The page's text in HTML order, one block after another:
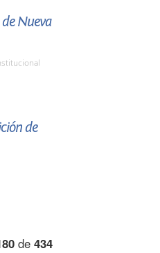
Nueva
de
de 434